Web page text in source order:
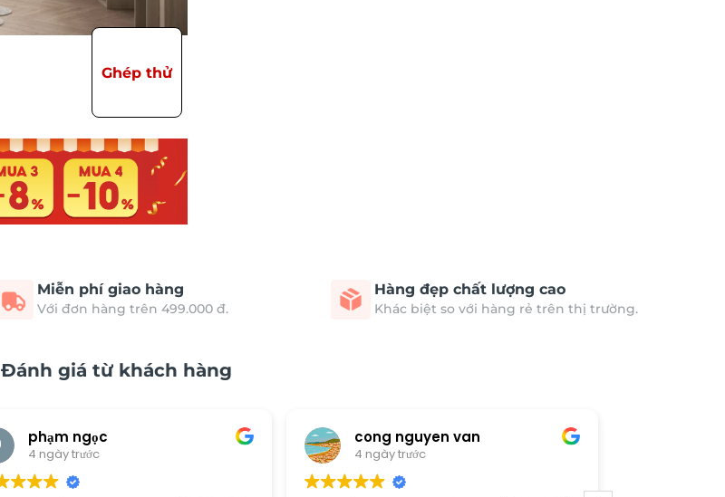
Ghép thử
Miễn phí giao hàng
Với đơn hàng trên 499.000 đ.
Hàng đẹp chất lượng cao
Khác biệt so với hàng rẻ trên thị trường.
Đánh giá từ khách hàng
phạm ngọc
4 ngày trước
cong nguyen van
4 ngày trước